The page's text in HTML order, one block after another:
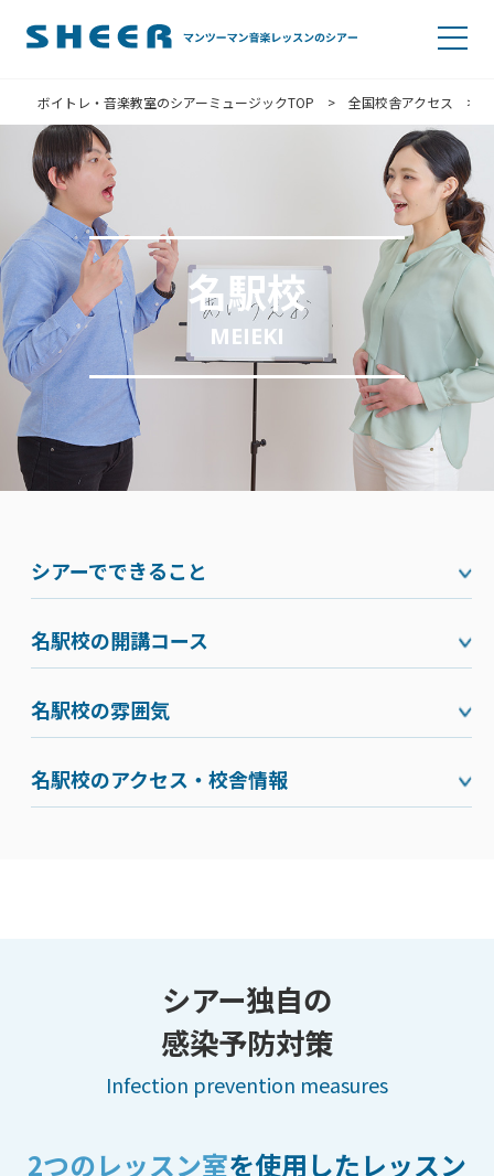
ボイトレ・音楽教室のシアーミュージックTOP > 全国校舎アクセス >
名駅校
MEIEKI
シアーでできること
名駅校の開講コース
名駅校の雰囲気
名駅校のアクセス・校舎情報
シアー独自の
感染予防対策
Infection prevention measures
2つのレッスン室を使用したレッスン